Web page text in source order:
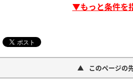
▼もっと条件を
このページの